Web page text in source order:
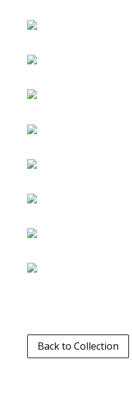
Back to Collection